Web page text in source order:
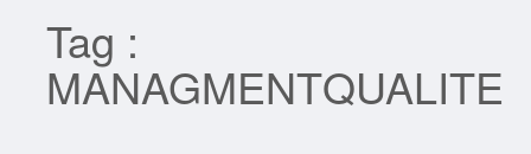
Tag :
MANAGMENTQUALITE